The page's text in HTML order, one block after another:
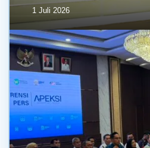
1 Juli 2026